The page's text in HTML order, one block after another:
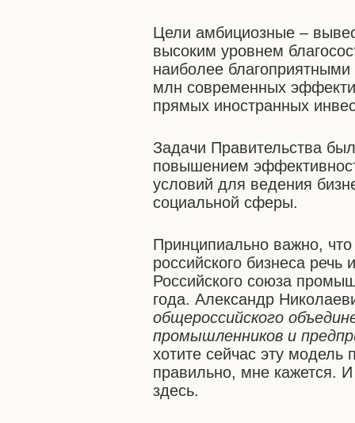
Цели амбициозные –
высоким уровнем
наиболее
млн современных
прямых иностранных
Задачи Правительства
повышением
условий для ведения
социальной сферы.
Принципиально важно,
российского бизнеса речь
Российского союза
года. Александр
общероссийского
промышленников и
хотите сейчас эту модель
правильно, мне кажется.
здесь.